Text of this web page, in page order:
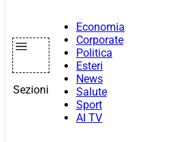
Sezioni
Economia
Corporate
Politica
Esteri
News
Salute
Sport
AI TV